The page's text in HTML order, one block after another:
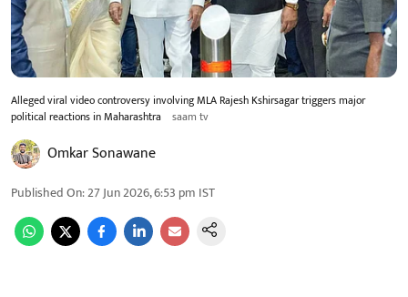
Alleged viral video controversy involving MLA Rajesh Kshirsagar triggers major
political reactions in Maharashtra saam tv
Omkar Sonawane
Published On:27 Jun 2026, 6:53 pm IST